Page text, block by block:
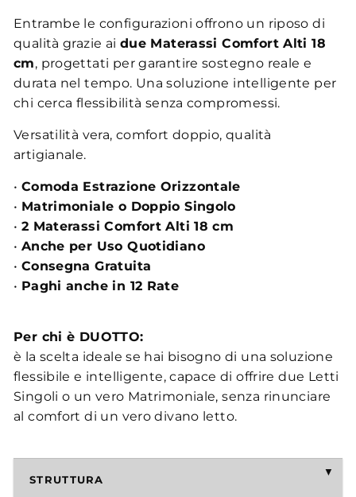
Entrambe le configurazioni offrono un riposo di
qualità grazie ai due Materassi Comfort Alti 18
cm, progettati per garantire sostegno reale e
durata nel tempo. Una soluzione intelligente per
chi cerca flessibilità senza compromessi.
Versatilità vera, comfort doppio, qualità
artigianale.
• Comoda Estrazione Orizzontale
• Matrimoniale o Doppio Singolo
• 2 Materassi Comfort Alti 18 cm
• Anche per Uso Quotidiano
• Consegna Gratuita
• Paghi anche in 12 Rate
Per chi è DUOTTO:
è la scelta ideale se hai bisogno di una soluzione
flessibile e intelligente, capace di offrire due Letti
Singoli o un vero Matrimoniale, senza rinunciare
al comfort di un vero divano letto.
STRUTTURA